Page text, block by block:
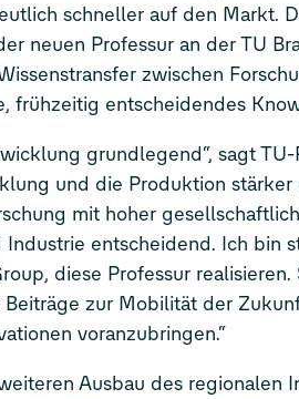
schneller auf den Markt.
neuen Professur an der TU
zwischen
frühzeitig entscheidendes
grundlegend“, sagt
und die Produktion
mit hoher
entscheidend. Ich bin
diese Professur
zur Mobilität der
voranzubringen.“
Ausbau des regionalen